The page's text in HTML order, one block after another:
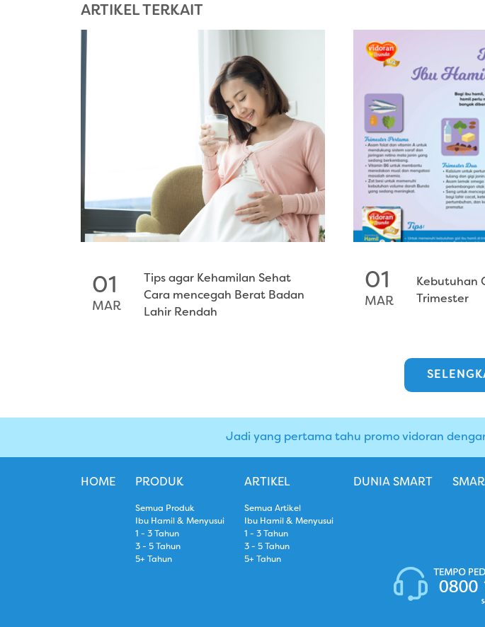
ARTIKEL TERKAIT
01
MAR
Tips agar Kehamilan Sehat
Cara mencegah Berat Badan
Lahir Rendah
01
MAR
Kebutuhan
Trimester
Jadi yang pertama tahu promo vidoran
HOME PRODUK
Semua Produk
Ibu Hamil & Menyusui
1 - 3 Tahun
3 - 5 Tahun
5+ Tahun
ARTIKEL
Semua Artikel
Ibu Hamil & Menyusui
1 - 3 Tahun
3 - 5 Tahun
5+ Tahun
DUNIA SMART